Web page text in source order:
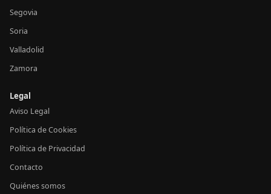
Segovia
Soria
Valladolid
Zamora
Legal
Aviso Legal
Política de Cookies
Política de Privacidad
Contacto
Quiénes somos